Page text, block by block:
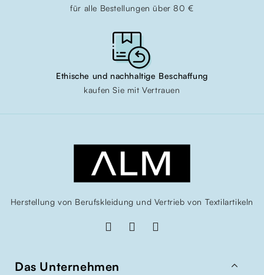
für alle Bestellungen über 80 €
Ethische und nachhaltige Beschaffung
kaufen Sie mit Vertrauen
Herstellung von Berufskleidung und Vertrieb von Textilartikeln
Das Unternehmen 